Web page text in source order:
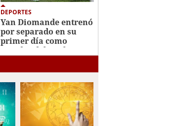
DEPORTES
Yan Diomande entrenó
por separado en su
primer día como
jugador del Real